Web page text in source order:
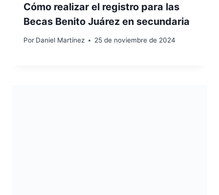
Cómo realizar el registro para las
Becas Benito Juárez en secundaria
Por Daniel Martínez 25 de noviembre de 2024